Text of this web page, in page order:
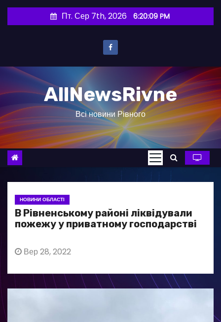
и
о
в
Пт. Сер 7th, 2026 6:20:09 PM
AllNewsRivne
Всі новини Рівного
НОВИНИ ОБЛАСТІ
В Рівненському районі ліквідували
пожежу у приватному господарстві
Вер 28, 2022